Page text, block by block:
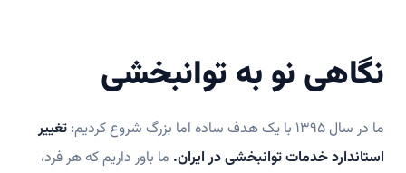
نگاهی نو به توانبخشی
ما در سال ۱۳۹۵ با یک هدف ساده اما بزرگ شروع کردیم:
تغییر
استاندارد خدمات توانبخشی در ایران. ما باور داریم که هر فرد،